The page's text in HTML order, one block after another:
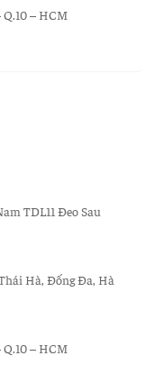
Q.10 – HCM
TDL11 Đeo Sau
Hà, Đống Đa, Hà
Q.10 – HCM